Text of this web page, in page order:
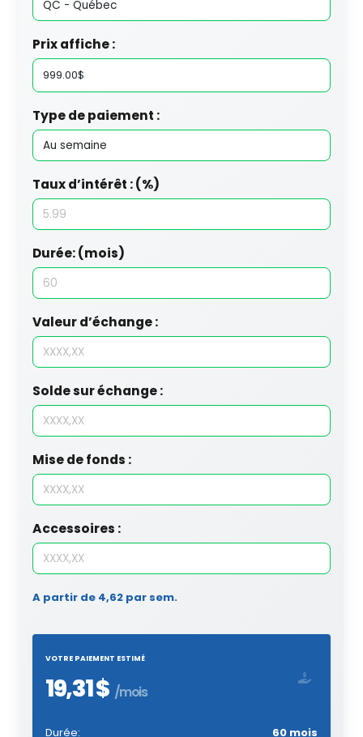
Prix affiche :
Type de paiement :
Taux d’intérêt : (%)
Durée: (mois)
Valeur d’échange :
Solde sur échange :
Mise de fonds :
Accessoires :
A partir de 4,62 par sem.
VOTRE PAIEMENT ESTIMÉ
19,31 $ /mois
Durée: 60 mois